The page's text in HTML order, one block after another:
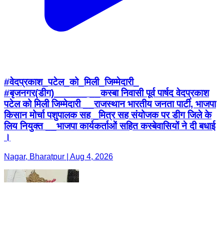
#वेदप्रकाश_पटेल_को_मिली_जिम्मेदारी_
#बृजनगर(डीग)______ __कस्बा निवासी पूर्व पार्षद वेदप्रकाश
पटेल को मिली जिम्मेदारी __राजस्थान भारतीय जनता पार्टी, भाजपा
किसान मोर्चा पशुपालक सह _मित्र सह संयोजक पर डीग जिले के
लिय नियुक्त __भाजपा कार्यकर्ताओं सहित कस्बेवासियों ने दी बधाई
।
Nagar, Bharatpur | Aug 4, 2026